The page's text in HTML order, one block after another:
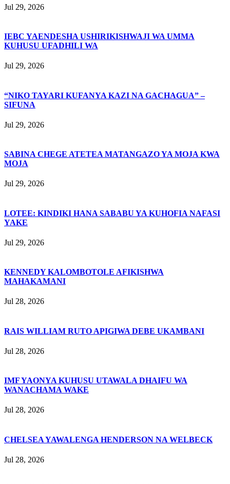
Jul 29, 2026
IEBC YAENDESHA USHIRIKISHWAJI WA UMMA
KUHUSU UFADHILI WA
Jul 29, 2026
“NIKO TAYARI KUFANYA KAZI NA GACHAGUA” –
SIFUNA
Jul 29, 2026
SABINA CHEGE ATETEA MATANGAZO YA MOJA KWA
MOJA
Jul 29, 2026
LOTEE: KINDIKI HANA SABABU YA KUHOFIA NAFASI
YAKE
Jul 29, 2026
KENNEDY KALOMBOTOLE AFIKISHWA
MAHAKAMANI
Jul 28, 2026
RAIS WILLIAM RUTO APIGIWA DEBE UKAMBANI
Jul 28, 2026
IMF YAONYA KUHUSU UTAWALA DHAIFU WA
WANACHAMA WAKE
Jul 28, 2026
CHELSEA YAWALENGA HENDERSON NA WELBECK
Jul 28, 2026